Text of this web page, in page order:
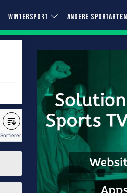
WINTERSPORT ANDERE SPORTARTEN
Sortieren